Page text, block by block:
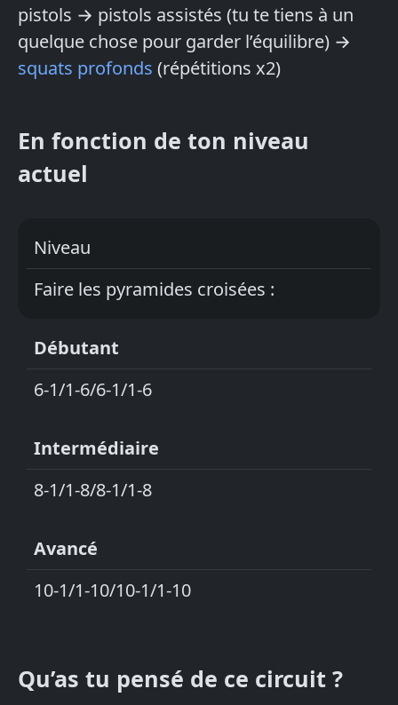
pistols → pistols assistés (tu te tiens à un
quelque chose pour garder l’équilibre) →
squats profonds (répétitions x2)
En fonction de ton niveau
actuel
Niveau
Faire les pyramides croisées :
Débutant
6-1/1-6/6-1/1-6
Intermédiaire
8-1/1-8/8-1/1-8
Avancé
10-1/1-10/10-1/1-10
Qu’as tu pensé de ce circuit ?